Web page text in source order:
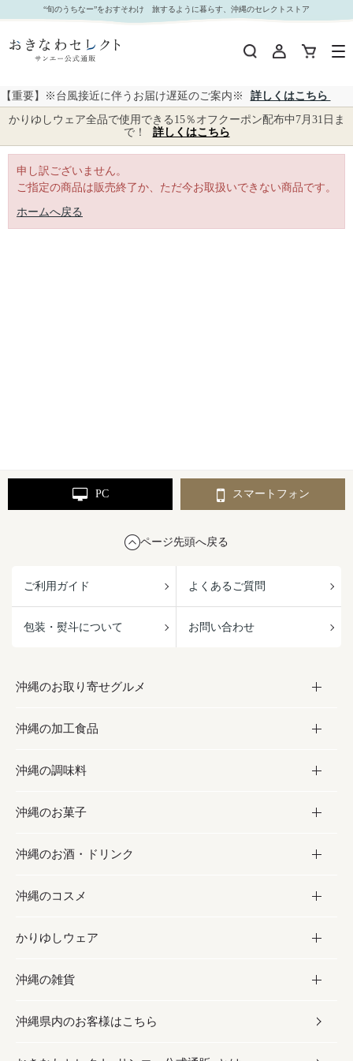
｜おきなわセレクト サンエー公式通販
“旬のうちなー”をおすそわけ 旅するように暮らす、沖縄のセレクトストア
【重要】※台風接近に伴うお届け遅延のご案内※
詳しくはこちら
かりゆしウェア全品で使用できる15％オフクーポン配布中7月31日ま
で！
詳しくはこちら
申し訳ございません。
ご指定の商品は販売終了か、ただ今お取扱いできない商品です。
ホームへ戻る
PC スマートフォン
ページ先頭へ戻る
ご利用ガイド よくあるご質問
包装・熨斗について お問い合わせ
沖縄のお取り寄せグルメ
お取り寄せグルメ
フルーツ・野菜
お肉
海産物
沖縄の加工食品
加工食品
缶詰／パウチ
沖縄料理
沖縄そば／乾麺
レトルト食品
乾物／粉類
沖縄の調味料
調味料
砂糖／黒砂糖
塩
お酢／ドレッシング
しょうゆ
みそ
沖縄のお菓子
お菓子
黒糖
ちんすこう
伝統菓子
スナック
沖縄のお酒・ドリンク
お酒・ドリンク
泡盛
ビール・チューハイ
ワイン・ウィスキー・カクテル
沖縄のコスメ
コスメ
スキンケア
ボディケア
かりゆしウェア
かりゆしウェア
メンズ
沖縄の雑貨
雑貨
沖縄県内のお客様はこちら